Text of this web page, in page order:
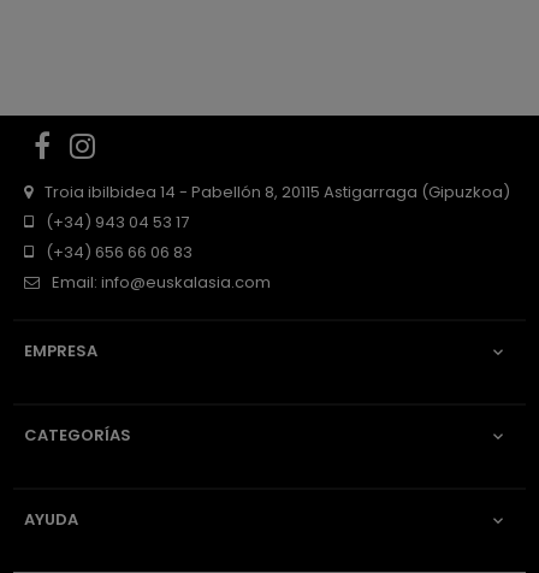
Facebook
Troia ibilbidea 14 - Pabellón 8, 20115 Astigarraga (Gipuzkoa)
(+34) 943 04 53 17
(+34) 656 66 06 83
Email: info@euskalasia.com
EMPRESA 
CATEGORÍAS 
AYUDA 